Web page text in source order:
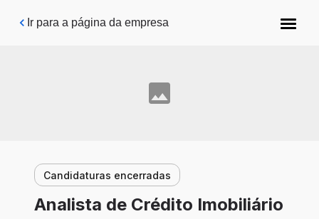
Pular para o conteúdo principal
Ir para a página da empresa
Candidaturas encerradas
Analista de Crédito Imobiliário